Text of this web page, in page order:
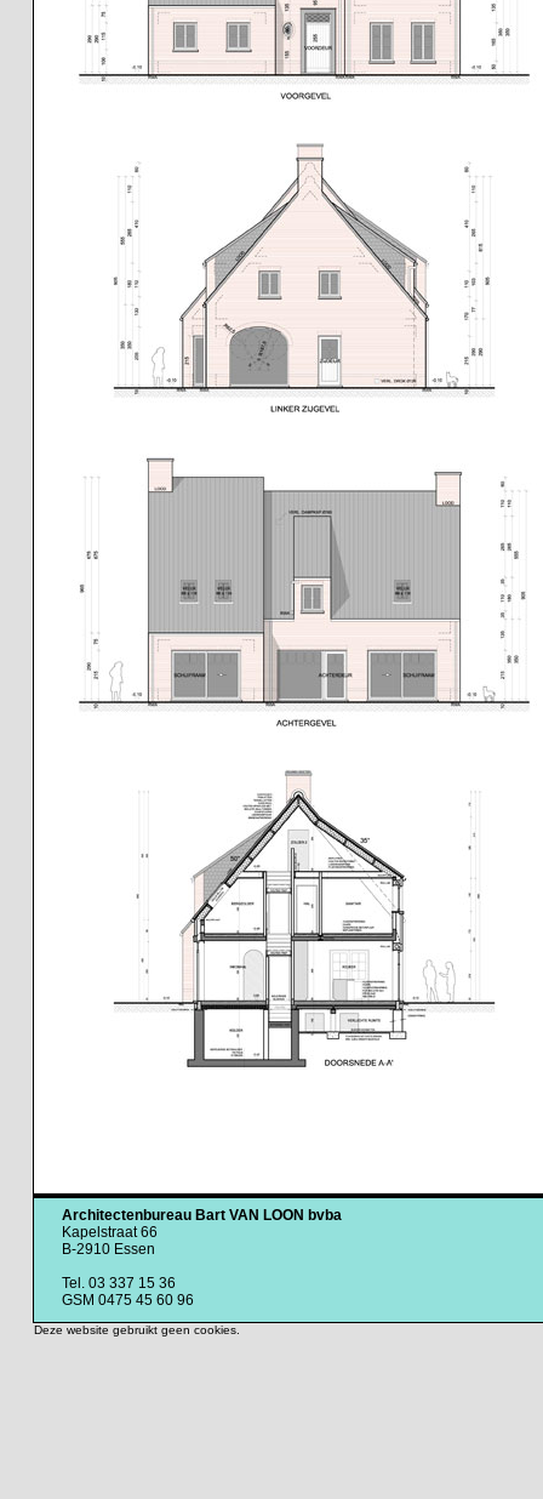
Architectenbureau Bart VAN LOON bvba
Kapelstraat 66
B-2910 Essen
Tel. 03 337 15 36
GSM 0475 45 60 96
Deze website gebruikt geen cookies.